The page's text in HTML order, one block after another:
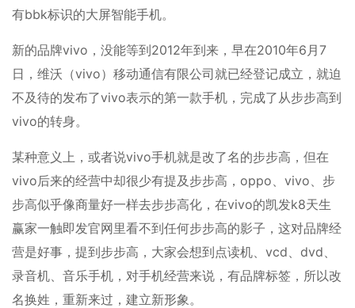
有bbk标识的大屏智能手机。
新的品牌vivo，没能等到2012年到来，早在2010年6月7
日，维沃（vivo）移动通信有限公司就已经登记成立，就迫
不及待的发布了vivo表示的第一款手机，完成了从步步高到
vivo的转身。
某种意义上，或者说vivo手机就是改了名的步步高，但在
vivo后来的经营中却很少有提及步步高，oppo、vivo、步
步高似乎像商量好一样去步步高化，在vivo的凯发k8天生
赢家一触即发官网里看不到任何步步高的影子，这对品牌经
营是好事，提到步步高，大家会想到点读机、vcd、dvd、
录音机、音乐手机，对手机经营来说，有品牌标签，所以改
名换姓，重新来过，建立新形象。